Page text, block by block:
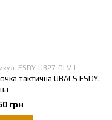
ESDY-UB27-OLV-L
тактична UBACS ESDY.
грн